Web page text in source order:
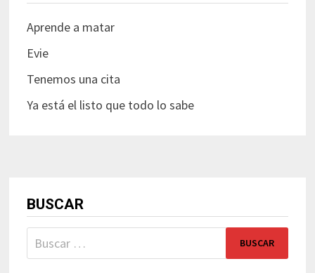
Aprende a matar
Evie
Tenemos una cita
Ya está el listo que todo lo sabe
BUSCAR
Buscar: